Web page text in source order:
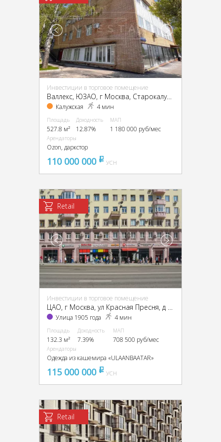
Инвестиции в торговое помещение
Валлекс, ЮЗАО, г Москва, Старокалужское ш., 62
Калужская 4 мин
Площадь
527.8 м²
Доходность
12.87%
МАП
1 180 000 руб/мес
Арендаторы
Ozon, даркстор
110 000 000 pуб
УСН
Retail
Инвестиции в торговое помещение
Улица 1905 года 4 мин
Площадь
132.3 м²
Доходность
7.39%
МАП
708 500 руб/мес
Арендаторы
Одежда из кашемира «ULAANBAATAR»
115 000 000 pуб
УСН
Retail